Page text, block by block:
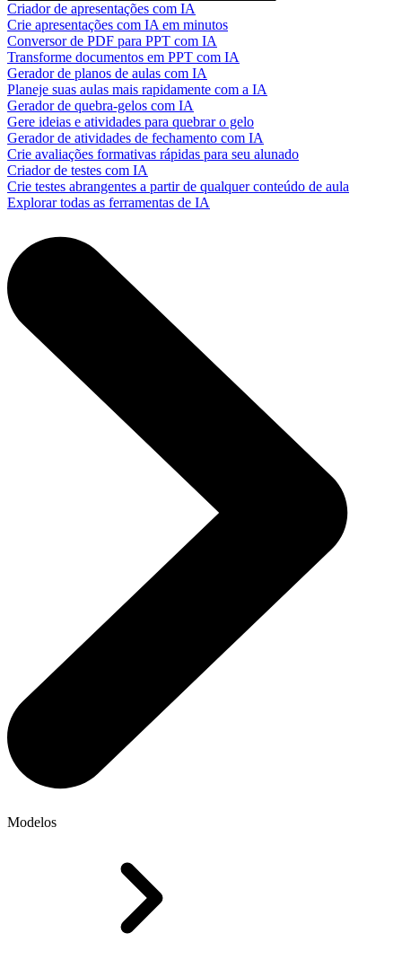
Criador de apresentações com IA
Crie apresentações com IA em minutos
Conversor de PDF para PPT com IA
Transforme documentos em PPT com IA
Gerador de planos de aulas com IA
Planeje suas aulas mais rapidamente com a IA
Gerador de quebra-gelos com IA
Gere ideias e atividades para quebrar o gelo
Gerador de atividades de fechamento com IA
Crie avaliações formativas rápidas para seu alunado
Criador de testes com IA
Crie testes abrangentes a partir de qualquer conteúdo de aula
Explorar todas as ferramentas de IA
Modelos